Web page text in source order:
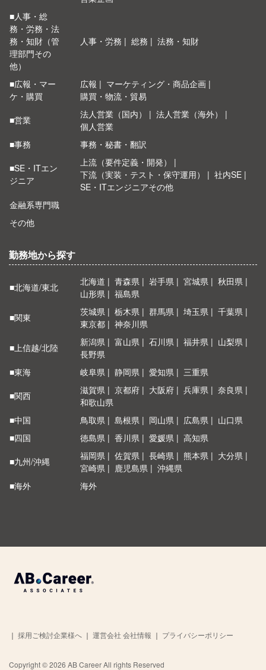
■人事・総
務・労務・法
務・知財（管
理部門その
他）
人事・労務 総務 法務・知財
■広報・マー
ケ・購買
広報
マーケティング・商品企画
購買・物流・貿易
■営業
法人営業（国内）
法人営業（海外）
個人営業
■事務
事務・秘書・翻訳
■SE・ITエン
ジニア
上流（要件定義・開発）
下流（実装・テスト・保守運用）
社内SE
SE・ITエンジニアその他
金融系専門職
その他
勤務地から探す
■北海道/東北 北海道 青森県 岩手県 宮城県
秋田県
山形県
福島県
■関東
茨城県 栃木県 群馬県 埼玉県
千葉県
東京都
神奈川県
■上信越/北陸
新潟県 富山県 石川県 福井県
山梨県
長野県
■東海
岐阜県 静岡県 愛知県
三重県
■関西
滋賀県 京都府 大阪府 兵庫県
奈良県
和歌山県
■中国
鳥取県 島根県 岡山県 広島県
山口県
■四国
徳島県 香川県 愛媛県
高知県
■九州/沖縄
福岡県 佐賀県 長崎県 熊本県
大分県
宮崎県
鹿児島県
沖縄県
■海外
海外
｜ 採用ご検討企業様へ ｜ 運営会社 会社情報 ｜ プライバシーポリシー
Copyright © 2026 AB Career All rights Reserved